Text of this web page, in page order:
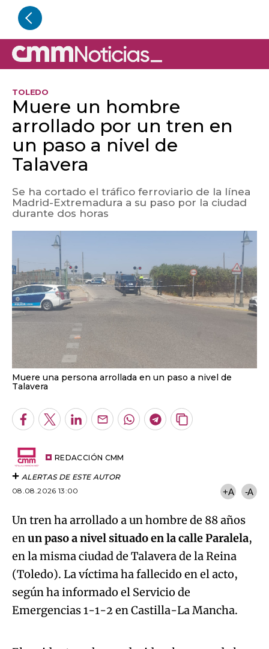
TOLEDO
Muere un hombre
arrollado por un tren en
un paso a nivel de
Talavera
Se ha cortado el tráfico ferroviario de la línea
Madrid-Extremadura a su paso por la ciudad
durante dos horas
Muere una persona arrollada en un paso a nivel de
Talavera
Facebook
TwitterLinkedInEnviarWhatsapp
Telegram
Copiar
REDACCIÓN CMM
ALERTAS DE ESTE AUTOR
08.08.2026 13:00
+A -A
Un tren ha arrollado a un hombre de 88 años
enun paso a nivel situado en la calle Paralela,
en la misma ciudad de Talavera de la Reina
(Toledo). La víctima ha fallecido en el acto,
según ha informado el Servicio de
Emergencias 1-1-2 en Castilla-La Mancha.
Algo salió mal.